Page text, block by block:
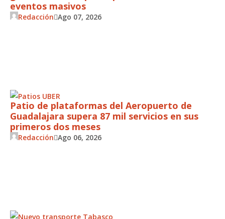
eventos masivos
Redacción Ago 07, 2026
Patio de plataformas del Aeropuerto de
Guadalajara supera 87 mil servicios en sus
primeros dos meses
Redacción Ago 06, 2026